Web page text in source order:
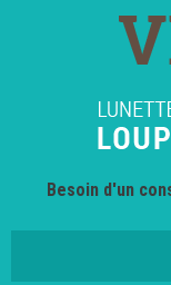
Besoin d'un